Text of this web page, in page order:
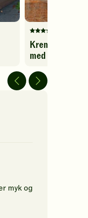
Denne
oppskriften
har
5
av
Kremet
med
myk og